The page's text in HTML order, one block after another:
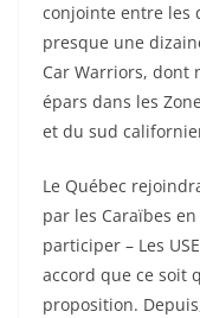
conjointe entre les
presque une
Car Warriors, dont
épars dans les
et du sud
Le Québec
par les Caraïbes en
participer – Les
accord que ce soit
proposition.